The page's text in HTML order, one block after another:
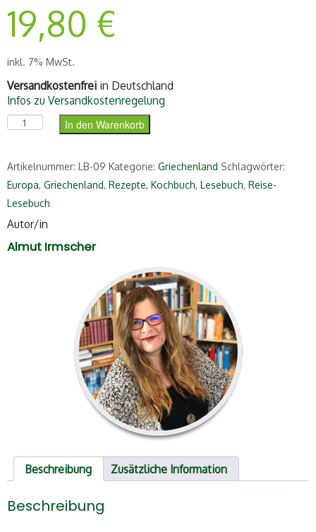
19,80 €
inkl. 7% MwSt.
Versandkostenfrei in Deutschland
Infos zu Versandkostenregelung
Das Griechenland-Lesebuch Menge
In den Warenkorb
Artikelnummer: LB-09 Kategorie: Griechenland Schlagwörter:
Europa, Griechenland, Rezepte, Kochbuch, Lesebuch, Reise-
Lesebuch
Autor/in
Almut Irmscher
Beschreibung Zusätzliche Information
Beschreibung